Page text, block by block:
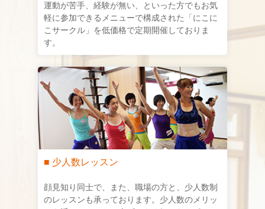
運動が苦手、経験が無い、といった方でもお気
軽に参加できるメニューで構成された「にこに
こサークル」を低価格で定期開催しておりま
す。
■ 少人数レッスン
顔見知り同士で、また、職場の方と、少人数制
のレッスンも承っております。少人数のメリッ